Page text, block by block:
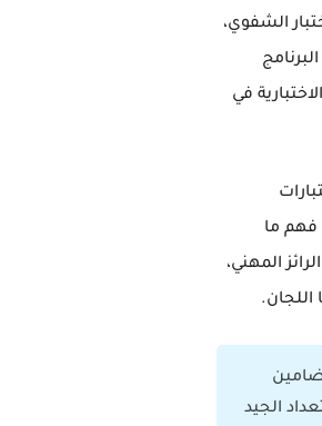
الشفوي،
في
فهم ما
المهني،
اللجان.
الجيد